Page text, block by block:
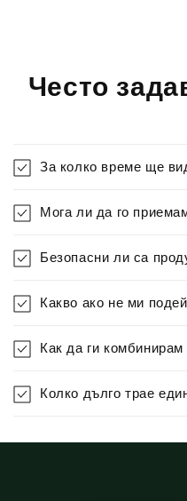
Често
За колко време ще
Мога ли да го
Безопасни ли са
Какво ако не ми
Как да ги
Колко дълго трае